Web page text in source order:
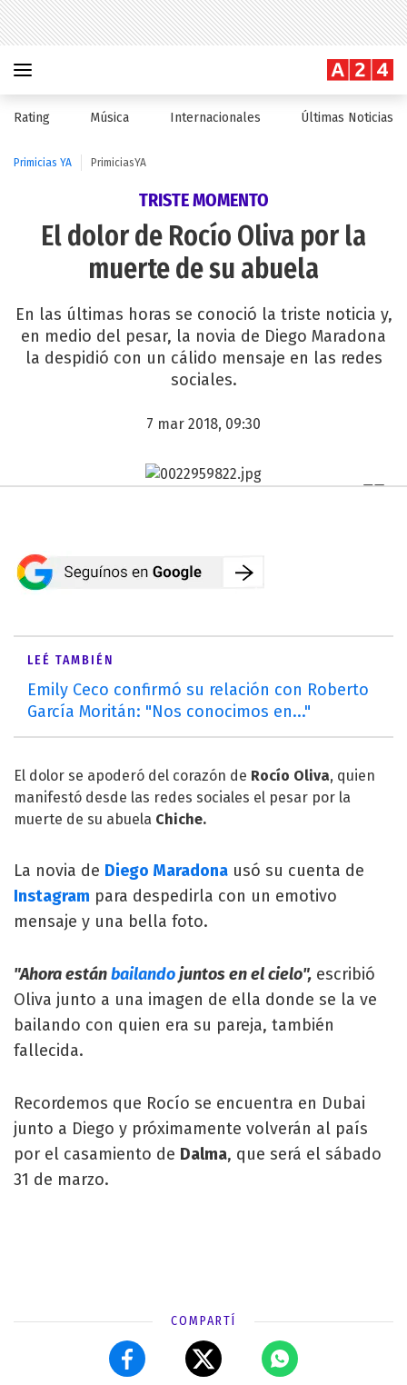
Rating Música Internacionales Últimas Noticias
Primicias YA PrimiciasYA
TRISTE MOMENTO
El dolor de Rocío Oliva por la
muerte de su abuela
En las últimas horas se conoció la triste noticia y,
en medio del pesar, la novia de Diego Maradona
la despidió con un cálido mensaje en las redes
sociales.
7 mar 2018, 09:30
LEÉ TAMBIÉN
Emily Ceco confirmó su relación con Roberto
García Moritán: "Nos conocimos en..."
El dolor se apoderó del corazón de Rocío Oliva, quien
manifestó desde las redes sociales el pesar por la
muerte de su abuela Chiche.
La novia de Diego Maradona usó su cuenta de
Instagram para despedirla con un emotivo
mensaje y una bella foto.
"Ahora estánbailandojuntos en el cielo", escribió
Oliva junto a una imagen de ella donde se la ve
bailando con quien era su pareja, también
fallecida.
Recordemos que Rocío se encuentra en Dubai
junto a Diego y próximamente volverán al país
por el casamiento de Dalma, que será el sábado
31 de marzo.
COMPARTÍ